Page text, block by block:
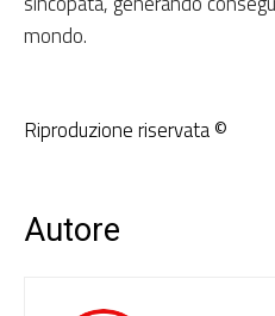
mondo.
Riproduzione riservata ©
Autore